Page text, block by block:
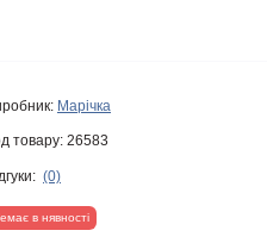
Марічка
товару: 26583
(0)
в нявності